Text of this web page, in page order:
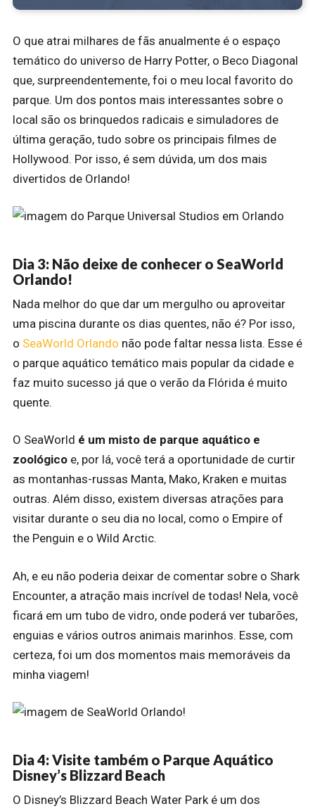
O que atrai milhares de fãs anualmente é o espaço
temático do universo de Harry Potter, o Beco Diagonal
que, surpreendentemente, foi o meu local favorito do
parque. Um dos pontos mais interessantes sobre o
local são os brinquedos radicais e simuladores de
última geração, tudo sobre os principais filmes de
Hollywood. Por isso, é sem dúvida, um dos mais
divertidos de Orlando!
Dia 3: Não deixe de conhecer o SeaWorld
Orlando!
Nada melhor do que dar um mergulho ou aproveitar
uma piscina durante os dias quentes, não é? Por isso,
o SeaWorld Orlando não pode faltar nessa lista. Esse é
o parque aquático temático mais popular da cidade e
faz muito sucesso já que o verão da Flórida é muito
quente.
O SeaWorld é um misto de parque aquático e
zoológico e, por lá, você terá a oportunidade de curtir
as montanhas-russas Manta, Mako, Kraken e muitas
outras. Além disso, existem diversas atrações para
visitar durante o seu dia no local, como o Empire of
the Penguin e o Wild Arctic.
Ah, e eu não poderia deixar de comentar sobre o Shark
Encounter, a atração mais incrível de todas! Nela, você
ficará em um tubo de vidro, onde poderá ver tubarões,
enguias e vários outros animais marinhos. Esse, com
certeza, foi um dos momentos mais memoráveis da
minha viagem!
Dia 4: Visite também o Parque Aquático
Disney’s Blizzard Beach
O Disney’s Blizzard Beach Water Park é um dos